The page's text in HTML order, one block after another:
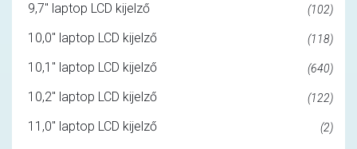
9,7" laptop LCD kijelző (102)
10,0" laptop LCD kijelző (118)
10,1" laptop LCD kijelző (640)
10,2" laptop LCD kijelző (122)
11,0" laptop LCD kijelző (2)